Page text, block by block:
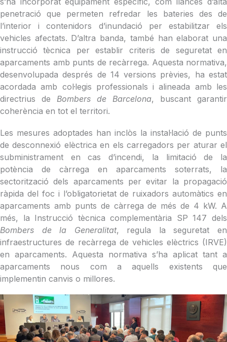
penetració que permeten refredar les bateries des de
l’interior i contenidors d’inundació per estabilitzar els
vehicles afectats. D’altra banda, també han elaborat una
instrucció tècnica per establir criteris de seguretat en
aparcaments amb punts de recàrrega. Aquesta normativa,
desenvolupada després de 14 versions prèvies, ha estat
acordada amb col·legis professionals i alineada amb les
directrius de Bombers de Barcelona, buscant garantir
coherència en tot el territori.
Les mesures adoptades han inclòs la instal·lació de punts
de desconnexió elèctrica en els carregadors per aturar el
subministrament en cas d’incendi, la limitació de la
potència de càrrega en aparcaments soterrats, la
sectorització dels aparcaments per evitar la propagació
ràpida del foc i l’obligatorietat de ruixadors automàtics en
aparcaments amb punts de càrrega de més de 4 kW. A
més, la Instrucció tècnica complementària SP 147 dels
Bombers de la Generalitat, regula la seguretat en
infraestructures de recàrrega de vehicles elèctrics (IRVE)
en aparcaments. Aquesta normativa s’ha aplicat tant a
aparcaments nous com a aquells existents que
implementin canvis o millores.